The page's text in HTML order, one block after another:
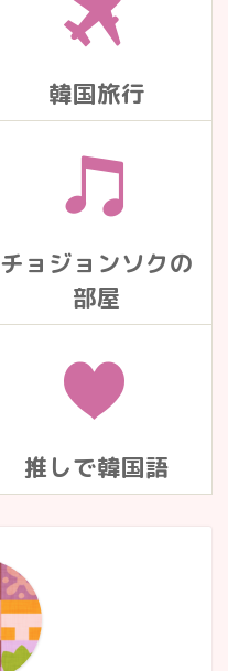
韓国旅行
チョジョンソクの
部屋
推しで韓国語